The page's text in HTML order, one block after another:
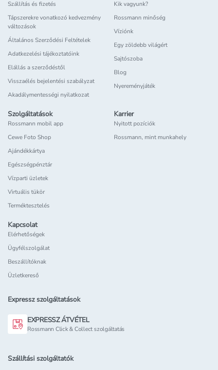
Szállítás és fizetés
Tápszerekre vonatkozó kedvezmény
változások
Általános Szerződési Feltételek
Adatkezelési tájékoztatóink
Elállás a szerződéstől
Visszaélés bejelentési szabályzat
Akadálymentességi nyilatkozat
Kik vagyunk?
Rossmann minőség
Víziónk
Egy zöldebb világért
Sajtószoba
Blog
Nyereményjáték
Szolgáltatások
Rossmann mobil app
Cewe Foto Shop
Ajándékkártya
Egészségpénztár
Vízparti üzletek
Virtuális tükör
Terméktesztelés
Karrier
Nyitott pozíciók
Rossmann, mint munkahely
Kapcsolat
Elérhetőségek
Ügyfélszolgálat
Beszállítóknak
Üzletkereső
Expressz szolgáltatások
EXPRESSZ ÁTVÉTEL
Rossmann Click & Collect szolgáltatás
Szállítási szolgáltatók